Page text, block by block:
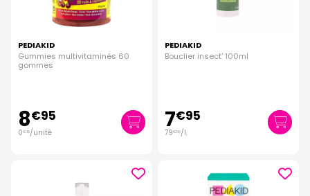
PEDIAKID
Gummies multivitaminés 60
gommes
8€95
0€ 15/unité
PEDIAKID
Bouclier insect' 100ml
7€95
79€50/l.